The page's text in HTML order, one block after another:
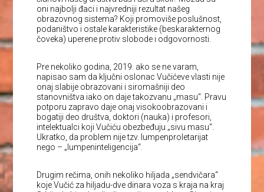
oni najbolji đaci i najvredniji rezultat našeg
obrazovnog sistema? Koji promoviše poslušnost,
podaništvo i ostale karakteristike (beskarakternog
čoveka) uperene protiv slobode i odgovornosti.
Pre nekoliko godina, 2019. ako se ne varam,
napisao sam da ključni oslonac Vučićeve vlasti nije
onaj slabije obrazovani i siromašniji deo
stanovništva iako on daje takozvanu „masu“. Pravu
potporu zapravo daje onaj visokoobrazovani i
bogatiji deo društva, doktori (nauka) i profesori,
intelektualci koji Vučiću obezbeđuju „sivu masu“.
Ukratko, da problem nije tzv. lumpenproletarijat
nego – „lumpeninteligencija“.
Drugim rečima, onih nekoliko hiljada „sendvičara“
koje Vučić za hiljadu-dve dinara voza s kraja na kraj